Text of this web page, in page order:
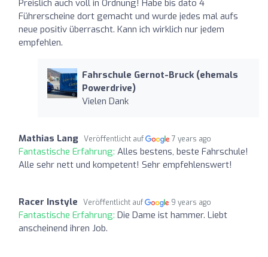
Preislich auch voll in Ordnung! Habe bis dato 4
Führerscheine dort gemacht und wurde jedes mal aufs
neue positiv überrascht. Kann ich wirklich nur jedem
empfehlen.
Fahrschule Gernot-Bruck (ehemals
Powerdrive)
Vielen Dank
Mathias Lang Veröffentlicht auf 7 years ago
Fantastische Erfahrung: Alles bestens, beste Fahrschule!
Alle sehr nett und kompetent! Sehr empfehlenswert!
Racer Instyle Veröffentlicht auf 9 years ago
Fantastische Erfahrung: Die Dame ist hammer. Liebt
anscheinend ihren Job.